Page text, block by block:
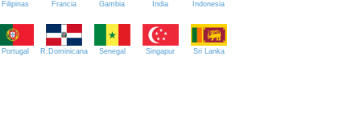
Filipinas Francia Gambia India Indonesia
Portugal R.Dominicana Senegal Singapur Sri Lanka